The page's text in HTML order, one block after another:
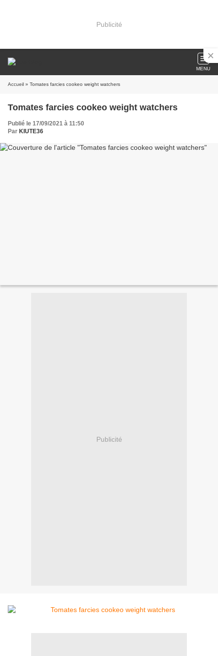
Publicité
MENU
Accueil » Tomates farcies cookeo weight watchers
Tomates farcies cookeo weight watchers
Publié le 17/09/2021 à 11:50
Par KIUTE36
Publicité